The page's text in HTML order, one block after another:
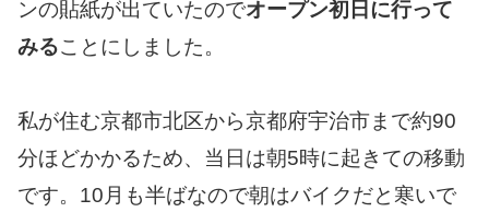
ンの貼紙が出ていたのでオープン初日に行って
みることにしました。
私が住む京都市北区から京都府宇治市まで約90
分ほどかかるため、当日は朝5時に起きての移動
です。10月も半ばなので朝はバイクだと寒いで